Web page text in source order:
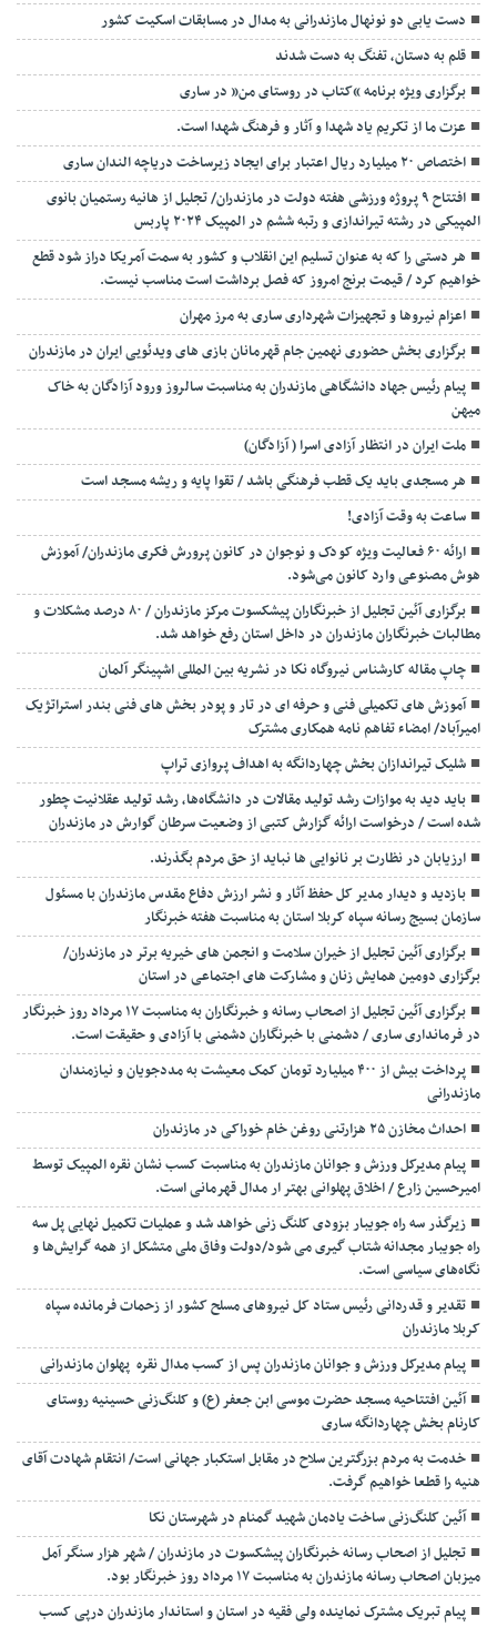
دست یابی دو نونهال مازندرانی به مدال در مسابقات اسکیت کشور
قلم به دستان، تفنگ به دست شدند
برگزاری ویژه برنامه “کتاب در روستای من” در ساری
عزت ما از تکریم یاد شهدا و آثار و فرهنگ شهدا است.
اختصاص ۲۰ میلیارد ریال اعتبار برای ایجاد زیرساخت دریاچه الندان ساری
افتتاح ۹ پروژه ورزشی هفته دولت در مازندران/ تجلیل از هانیه رستمیان بانوی
المپیکی در رشته تیراندازی و رتبه ششم در المپیک ۲۰۲۴ پاربس
هر دستی را که به عنوان تسلیم این انقلاب و کشور به سمت آمريکا دراز شود قطع
خواهیم کرد / قیمت برنج امروز که فصل برداشت است مناسب نیست.
اعزام نیروها و تجهیزات شهرداری ساری به مرز مهران
برگزاری بخش حضوری نهمین جام قهرمانان بازی های ویدئویی ایران در مازندران
پیام رئیس جهاد دانشگاهی مازندران به مناسبت سالروز ورود آزادگان به خاک
میهن
ملت ایران در انتظار آزادی اسرا ( آزادگان)
هر مسجدی باید یک قطب فرهنگی باشد / تقوا پایه و ریشه مسجد است
ساعت به وقت آزادی!
ارائه ۶۰ فعالیت ویژه کودک و نوجوان در کانون پرورش فکری مازندران/ آموزش
هوش مصنوعی وارد کانون می‌شود.
برگزاری آئین تجلیل از خبرنگاران پیشکسوت مرکز مازندران / ۸۰ درصد مشکلات و
مطالبات خبرنگاران مازندران در داخل استان رفع خواهد شد.
چاپ مقاله کارشناس نيروگاه نكا در نشریه بین المللی اشپینگر آلمان
آموزش های تکمیلی فنی و حرفه ای در تار و پودر بخش های فنی بندر استراتژیک
امیرآباد/ امضاء تفاهم نامه همکاری مشترک
شلیک تیراندازان بخش چهاردانگه به اهداف پروازی تراپ
باید دید به موازات رشد تولید مقالات در دانشگاه‌ها، رشد تولید عقلانیت چطور
شده است / درخواست ارائه گزارش کتبی از وضعیت سرطان گوارش در مازندران
ارزیابان در نظارت بر نانوایی ها نباید از حق مردم بگذرند.
بازدید و دیدار مدیر کل حفظ آثار و نشر ارزش دفاع مقدس مازندران با مسئول
سازمان بسیج رسانه سپاه کربلا استان به مناسبت هفته خبرنگار
برگزاری آئین تجلیل از خیران سلامت و انجمن های خیریه برتر در مازندران/
برگزاری دومین همایش زنان و مشارکت های اجتماعی در استان
برگزاری آئین تجلیل از اصحاب رسانه و خبرنگاران به مناسبت ۱۷ مرداد روز خبرنگار
در فرمانداری ساری / دشمنی با خبرنگاران دشمنی با آزادی و حقیقت است.
پرداخت بیش از ۴۰۰ میلیارد تومان کمک معیشت به مددجویان و نیازمندان
مازندرانی
احداث مخازن ۲۵ هزارتنی روغن خام خوراکی در مازندران
پیام مدیرکل ورزش و جوانان مازندران به مناسبت کسب نشان نقره المپیک توسط
امیرحسین زارع / اخلاق پهلوانی بهتر ار مدال قهرمانی است.
زیرگذر سه راه جویبار بزودی کلنگ زنی خواهد شد و عملیات تکمیل نهایی پل سه
راه جویبار مجدانه شتاب گیری می شود/دولت وفاق ملی متشکل از همه گرایش‌ها و
نگاه‌های سیاسی است.
تقدیر و قدردانی رئیس ستاد کل نیرو‌های مسلح کشور از زحمات فرمانده سپاه
کربلا مازندران
پیام مدیرکل ورزش و جوانان مازندران پس از کسب مدال نقره پهلوان مازندرانی
آئین افتتاحیه مسجد حضرت موسی ابن جعفر (ع) و کلنگ‌زنی حسینیه روستای
کارنام بخش چهاردانگه ساری
خدمت به مردم بزرگترین سلاح در مقابل استکبار جهانی است/ انتقام شهادت آقای
هنیه را قطعا خواهیم گرفت.
آئین کلنگ‌زنی ساخت یادمان شهید گمنام در شهرستان نکا
تجلیل از اصحاب رسانه خبرنگاران پیشکسوت در مازندران / شهر هزار سنگر آمل
میزبان اصحاب رسانه مازندران به مناسبت ۱۷ مرداد روز خبرنگار بود.
پیام تبریک مشترک نماینده ولی فقیه در استان و استاندار مازندران درپی کسب